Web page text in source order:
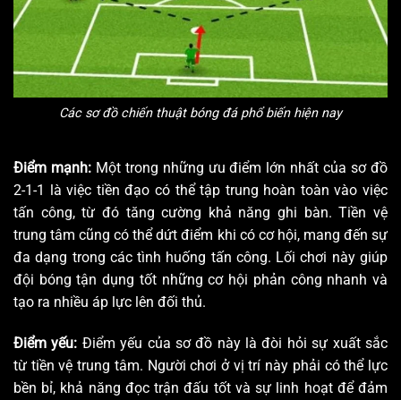
Các sơ đồ chiến thuật bóng đá phổ biến hiện nay
Điểm mạnh:Một trong những ưu điểm lớn nhất của sơ đồ
2-1-1 là việc tiền đạo có thể tập trung hoàn toàn vào việc
tấn công, từ đó tăng cường khả năng ghi bàn. Tiền vệ
trung tâm cũng có thể dứt điểm khi có cơ hội, mang đến sự
đa dạng trong các tình huống tấn công. Lối chơi này giúp
đội bóng tận dụng tốt những cơ hội phản công nhanh và
tạo ra nhiều áp lực lên đối thủ.
Điểm yếu: Điểm yếu của sơ đồ này là đòi hỏi sự xuất sắc
từ tiền vệ trung tâm. Người chơi ở vị trí này phải có thể lực
bền bỉ, khả năng đọc trận đấu tốt và sự linh hoạt để đảm